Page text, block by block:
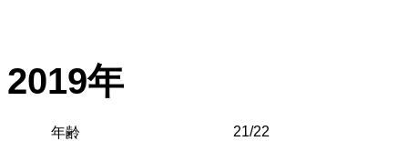
2019年
年齢
21/22